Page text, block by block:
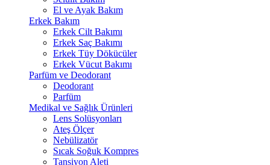
El ve Ayak Bakım
Erkek Bakım
Erkek Cilt Bakımı
Erkek Saç Bakımı
Erkek Tüy Dökücüler
Erkek Vücut Bakımı
Parfüm ve Deodorant
Deodorant
Parfüm
Medikal ve Sağlık Ürünleri
Lens Solüsyonları
Ateş Ölçer
Nebülizatör
Sıcak Soğuk Kompres
Tansiyon Aleti